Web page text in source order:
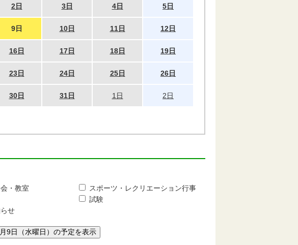
2日 3日 4日 5日
9日 10日 11日 12日
16日 17日 18日 19日
23日 24日 25日 26日
30日 31日 1日 2日
・教室
スポーツ・レクリエーション行事
試験
せ
9日（水曜日）の予定を表示